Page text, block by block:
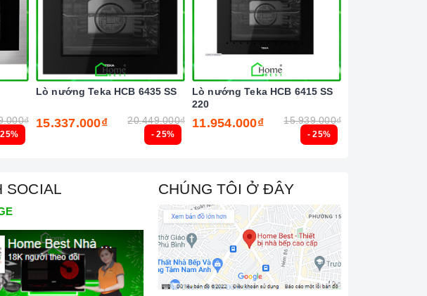
- 25%
Lò nướng Teka HCB 6435 SS
15.337.000₫ 20.449.000₫
- 25%
Lò nướng Teka HCB 6415 SS
220
11.954.000₫ 15.939.000₫
SOCIAL CHÚNG TÔI Ở ĐÂY